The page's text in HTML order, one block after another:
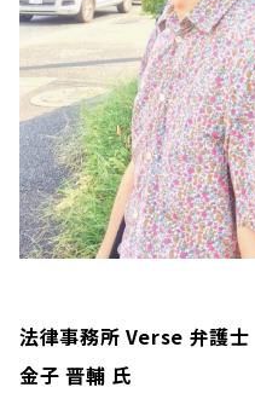
法律事務所 Verse 弁護士
金子 晋輔 氏